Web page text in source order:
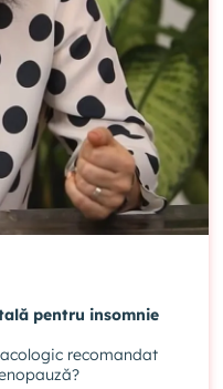
pentru insomnie
recomandat